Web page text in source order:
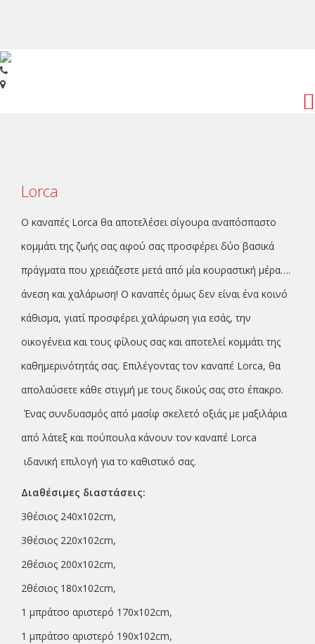
Lorca
Ο καναπές Lorca θα αποτελέσει σίγουρα αναπόσπαστο
κομμάτι της ζωής σας αφού σας προσφέρει δύο βασικά
πράγματα που χρειάζεστε μετά από μία κουραστική μέρα….
άνεση και χαλάρωση! Ο καναπές όμως δεν είναι ένα κοινό
κάθισμα, γιατί προσφέρει χαλάρωση για εσάς, την
οικογένεια και τους φίλους σας και αποτελεί κομμάτι της
καθημερινότητάς σας. Επιλέγοντας τον καναπέ Lorca, θα
απολαύσετε κάθε στιγμή με τους δικούς σας στο έπακρο.
Ένας συνδυασμός από μασίφ σκελετό οξιάς με μαξιλάρια
από λάτεξ και πούπουλα κάνουν τον καναπέ Lorca
ιδανική επιλογή για το καθιστικό σας.
Διαθέσιμες διαστάσεις:
3θέσιος 240x102cm,
3θέσιος 220x102cm,
2θέσιος 200x102cm,
2θέσιος 180x102cm,
1 μπράτσο αριστερό 170x102cm,
1 μπράτσο αριστερό 190x102cm,